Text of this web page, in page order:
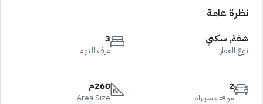
نظرة عامة
شقة, سكني
نوع العقار
3
غرف النوم
2
موقف سياراة
260م
Area Size